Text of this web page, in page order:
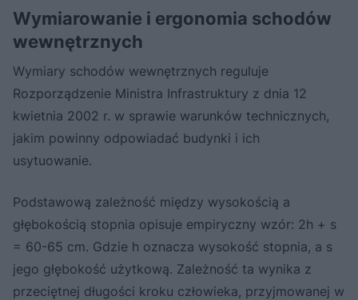
Wymiarowanie i ergonomia schodów
wewnętrznych
Wymiary schodów wewnętrznych reguluje
Rozporządzenie Ministra Infrastruktury z dnia 12
kwietnia 2002 r. w sprawie warunków technicznych,
jakim powinny odpowiadać budynki i ich
usytuowanie.
Podstawową zależność między wysokością a
głębokością stopnia opisuje empiryczny wzór: 2h + s
= 60-65 cm. Gdzie h oznacza wysokość stopnia, a s
jego głębokość użytkową. Zależność ta wynika z
przeciętnej długości kroku człowieka, przyjmowanej w